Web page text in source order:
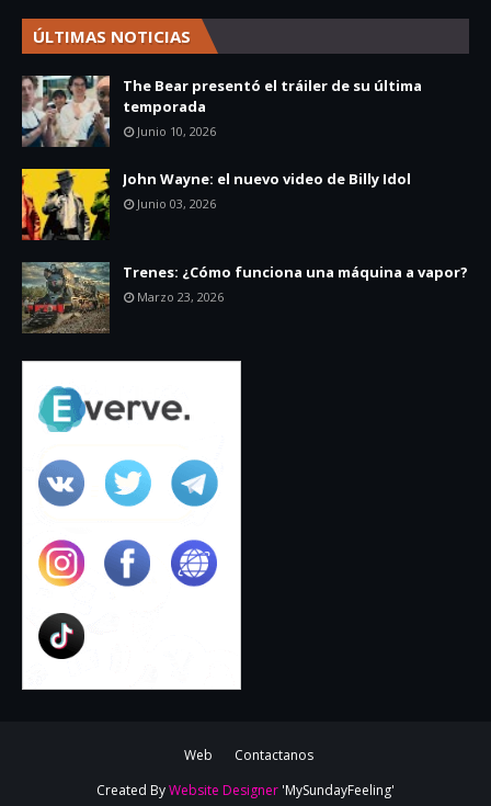
ÚLTIMAS NOTICIAS
The Bear presentó el tráiler de su última
temporada
Junio 10, 2026
John Wayne: el nuevo video de Billy Idol
Junio 03, 2026
Trenes: ¿Cómo funciona una máquina a vapor?
Marzo 23, 2026
Web
Contactanos
Created ByWebsite Designer 'MySundayFeeling'